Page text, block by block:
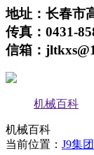
地址：长春市
传真：0431-
信箱：
机械百科
机械百科
当前位置： J9集